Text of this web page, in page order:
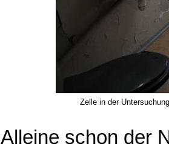
Zelle in der
Alleine schon der